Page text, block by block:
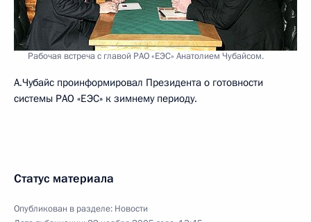
Рабочая встреча с главой РАО «ЕЭС» Анатолием Чубайсом.
А.Чубайс проинформировал Президента о готовности
системы РАО «ЕЭС» к зимнему периоду.
Статус материала
Опубликован в разделе: Новости